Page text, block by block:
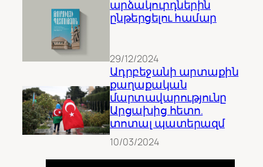
արձակուրդներին
ընթերցելու համար
29/12/2024
Ադրբեջանի արտաքին
քաղաքական
մարտավարությունը
Արցախից հետո.
տոտալ պատերազմ
10/03/2024